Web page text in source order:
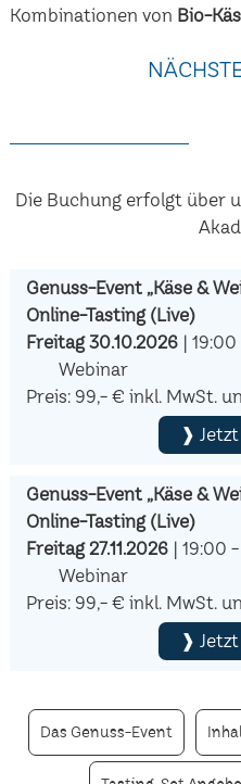
Kombinationen von Bio-
Die Buchung erfolgt über
Genuss-Event „Käse &
Online-Tasting (Live)
Freitag 30.10.2026| 19:00
Webinar
Preis: 99,- € inkl. MwSt.
❱
Genuss-Event „Käse &
Online-Tasting (Live)
Freitag 27.11.2026| 19:00
Webinar
Preis: 99,- € inkl. MwSt.
❱
Das Genuss-Event